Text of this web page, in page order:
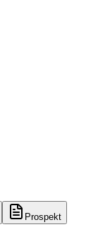
Prospekt